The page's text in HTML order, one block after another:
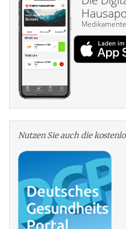
Nutzen Sie auch die